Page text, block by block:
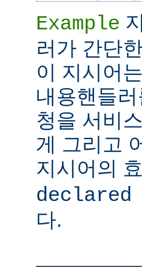
Example
러가 간단
이 지시어
내용핸들
청을 서비
게 그리고
지시어의
declared
다.